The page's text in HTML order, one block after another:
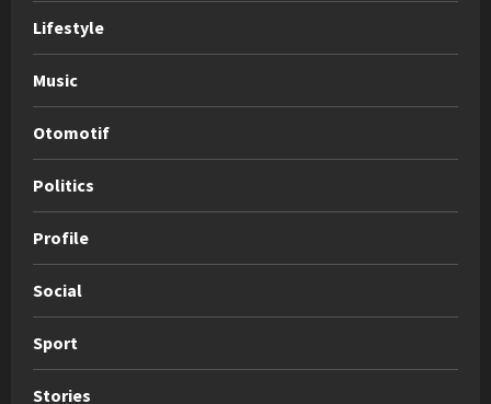
Lifestyle
Music
Otomotif
Politics
Profile
Social
Sport
Stories